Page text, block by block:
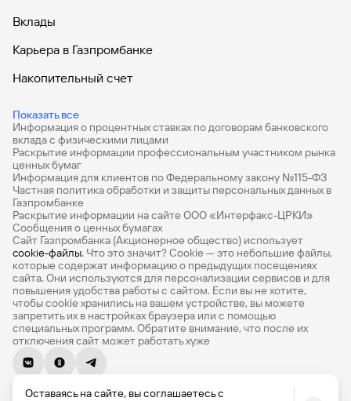
Вклады
Карьера в Газпромбанке
Накопительный счет
Показать все
Дебетовые карты с бесплатным обслуживанием
Все накопительные счета
Банковские вклады на 3 месяца
Вклады с высоким процентом
Калькулятор вкладов
Виртуальные карты
Премиум
Private
РКО
ВЭД
Информация о процентных ставках по договорам банковского
вклада с физическими лицами
Раскрытие информации профессиональным участником рынка
ценных бумаг
Информация для клиентов по Федеральному закону №115-ФЗ
Частная политика обработки и защиты персональных данных в
Газпромбанке
Раскрытие информации на сайте ООО «Интерфакс-ЦРКИ»
Сообщения о ценных бумагах
Сайт Газпромбанка (Акционерное общество) использует
cookie-файлы. Что это значит? Сookie — это небольшие файлы,
которые содержат информацию о предыдущих посещениях
сайта. Они используются для персонализации сервисов и для
повышения удобства работы с сайтом. Если вы не хотите,
чтобы сookie хранились на вашем устройстве, вы можете
запретить их в настройках браузера или с помощью
специальных программ. Обратите внимание, что после их
отключения сайт может работать хуже
© 1990-2026, Банк ГПБ (АО) Генеральная лицензия Банка
России № 354
Оставаясь на сайте, вы соглашаетесь с